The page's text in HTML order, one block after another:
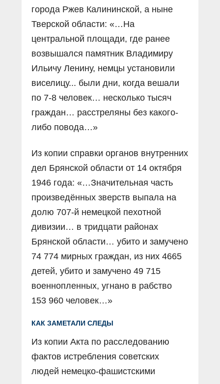
города Ржев Калининской, а ныне
Тверской области: «…На
центральной площади, где ранее
возвышался памятник Владимиру
Ильичу Ленину, немцы установили
виселицу... были дни, когда вешали
по 7-8 человек… несколько тысяч
граждан… расстреляны без какого-
либо повода…»
Из копии справки органов внутренних
дел Брянской области от 14 октября
1946 года: «…Значительная часть
произведённых зверств выпала на
долю 707-й немецкой пехотной
дивизии… в тридцати районах
Брянской области… убито и замучено
74 774 мирных граждан, из них 4665
детей, убито и замучено 49 715
военнопленных, угнано в рабство
153 960 человек…»
КАК ЗАМЕТАЛИ СЛЕДЫ
Из копии Акта по расследованию
фактов истребления советских
людей немецко-фашистскими